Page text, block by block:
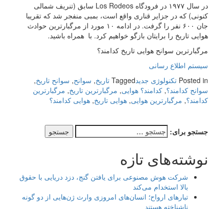
در سال ۱۹۷۷ در فرودگاه Los Rodeos سابق (تنریف شمالی
کنونی) که در جزایر قناری واقع است، بمبی منفجر شد که تقریبا
جان ۶۰۰ نفر را گرفت. در ادامه ۱۰ مورد از مرگبارترین حوادث
هوایی تاریخ را برایتان بازگو خواهیم کرد. با همراه باشید.
مرگبارترین سوانح هوایی تاریخ کدامند؟
سیستم اطلاع رسانی
Posted in تکنولوژی جدیدTagged تاریخ, سوانح, سوانح تاریخ,
سوانح کدامند؟, کدامند؟ هوایی, مرگبارترین تاریخ, مرگبارترین
کدامند؟, مرگبارترین هوایی, هوایی تاریخ, هوایی کدامند؟
جستجو برای:
نوشته‌های تازه
شرکت هوش مصنوعی برای یافتن گنج، دزد دریایی با حقوق
بالا استخدام می‌کند
تبارهای ارواح؛ انسان‌های امروزی وارث ژن‌هایی از دو گونه
ناشناخته هستند